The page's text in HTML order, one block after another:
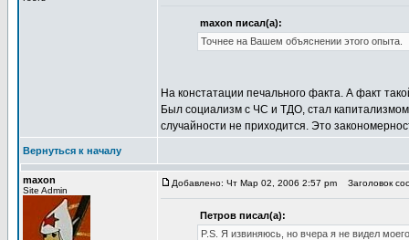
maxon писал(а):
Точнее на Вашем объяснении этого опыта.
На констатации печального факта. А факт
Был социализм с ЧС и ТДО, стал
случайности не приходится. Это
Вернуться к началу
maxon
Site Admin
Добавлено: Чт Мар 02, 2006 2:57 pm Заголовок
Петров писал(а):
P.S. Я извиняюсь, но вчера я не видел